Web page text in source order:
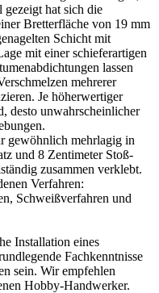
gezeigt hat sich die
Bretterfläche von 19 mm
Schicht mit
mit einer schieferartigen
lassen
mehrerer
Je höherwertiger
desto unwahrscheinlicher
gewöhnlich mehrlagig in
und 8 Zentimeter Stoß-
zusammen verklebt.
Verfahren:
Schweißverfahren und
Installation eines
Fachkenntnisse
sein. Wir empfehlen
Hobby-Handwerker.